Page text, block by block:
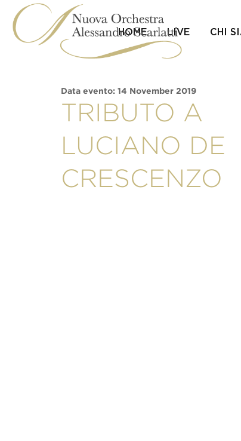
content
HOME LIVE CHI
Data evento: 14 November 2019
TRIBUTO A
LUCIANO DE
CRESCENZO